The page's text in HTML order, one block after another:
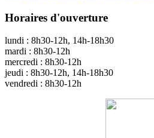
Horaires d'ouverture
lundi : 8h30-12h, 14h-18h30
mardi : 8h30-12h
mercredi : 8h30-12h
jeudi : 8h30-12h, 14h-18h30
vendredi : 8h30-12h